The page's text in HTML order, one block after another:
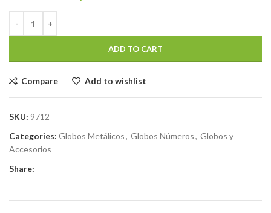
ADD TO CART
Compare Add to wishlist
SKU: 9712
Categories: Globos Metálicos, Globos Números, Globos y
Accesorios
Share: